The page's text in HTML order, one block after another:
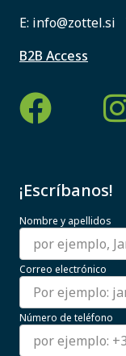
E: info@zottel.si
B2B Access
¡Escríbanos!
Nombre y apellidos
Correo electrónico
Número de teléfono